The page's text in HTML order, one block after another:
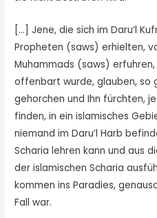
[…] Jene, die sich im Daru‘l
Propheten (saws) erhielten,
Muhammads (saws)
offenbart wurde, glauben, so
gehorchen und Ihn fürchten,
finden, in ein islamisches
niemand im Daru’l Harb
Scharia lehren kann und aus
der islamischen Scharia
kommen ins Paradies,
Fall war.